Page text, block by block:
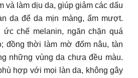
và làm dịu da, giúp giảm các dấu
da để da mịn màng, ẩm mượt.
chế melanin, ngăn chặn quá
đồng thời làm mờ đốm nâu, tàn
những vùng da chưa đều màu.
hợp với mọi làn da, không gây